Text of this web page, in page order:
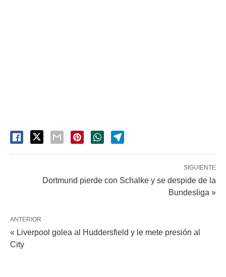
SIGUIENTE
Dortmund pierde con Schalke y se despide de la
Bundesliga »
ANTERIOR
« Liverpool golea al Huddersfield y le mete presión al
City